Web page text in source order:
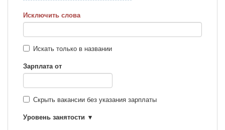
Исключить слова
Искать только в названии
Зарплата от
Скрыть вакансии без указания зарплаты
Уровень занятости